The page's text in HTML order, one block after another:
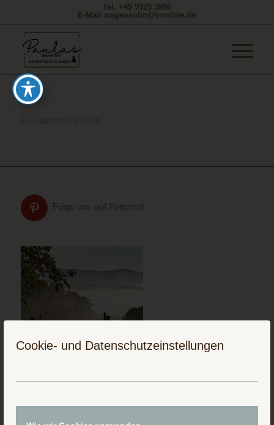
Cookie- und Datenschutzeinstellungen
Tel. +49 9929 3896
E-Mail wagensohn@t-online.de
Folge uns auf Pinterest